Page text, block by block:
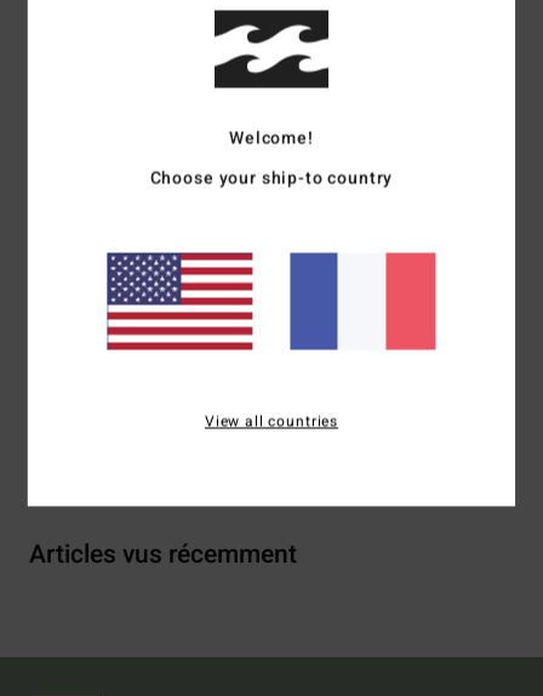
Robe midi Bleu Femme
Logo :plaque en métal
Composition[Matière principale] 100% Viscose
Articles vus récemment
Welcome!
Choose your ship-to country
View all countries